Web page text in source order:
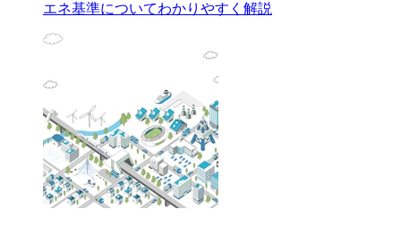
エネ基準についてわかりやすく解説